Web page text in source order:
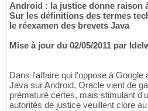
Android : la justice donne raison
Sur les définitions des termes
le réexamen des brevets Java
Mise à jour du 02/05/2011 par
Dans l'affaire qui l'oppose à Google
Java sur Android, Oracle vient de
prématuré certes, mais stimulant
autorités de justice veuillent clore